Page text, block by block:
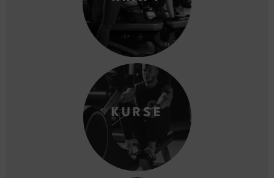
KURSE